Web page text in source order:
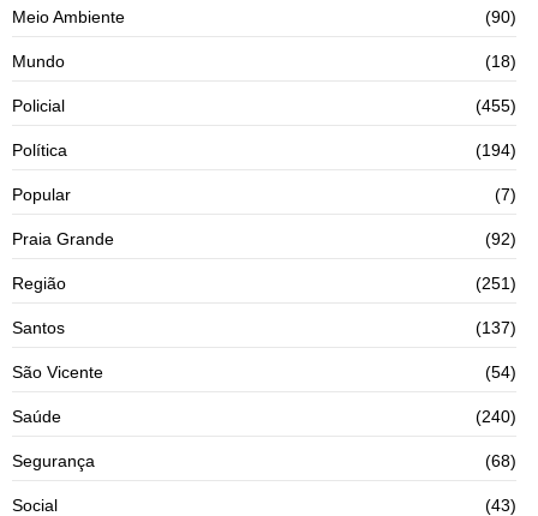
Meio Ambiente (90)
Mundo (18)
Policial (455)
Política (194)
Popular (7)
Praia Grande (92)
Região (251)
Santos (137)
São Vicente (54)
Saúde (240)
Segurança (68)
Social (43)